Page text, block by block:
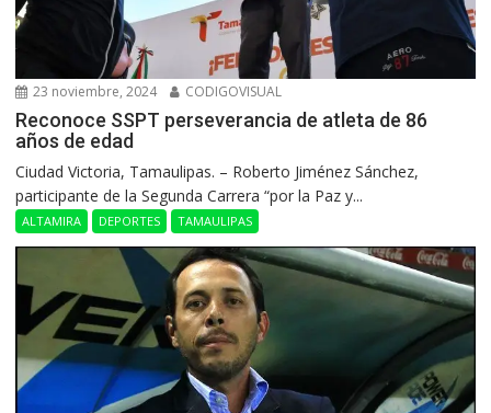
23 noviembre, 2024 CODIGOVISUAL
Reconoce SSPT perseverancia de atleta de 86
años de edad
Ciudad Victoria, Tamaulipas. – Roberto Jiménez Sánchez,
participante de la Segunda Carrera “por la Paz y...
ALTAMIRA DEPORTES TAMAULIPAS